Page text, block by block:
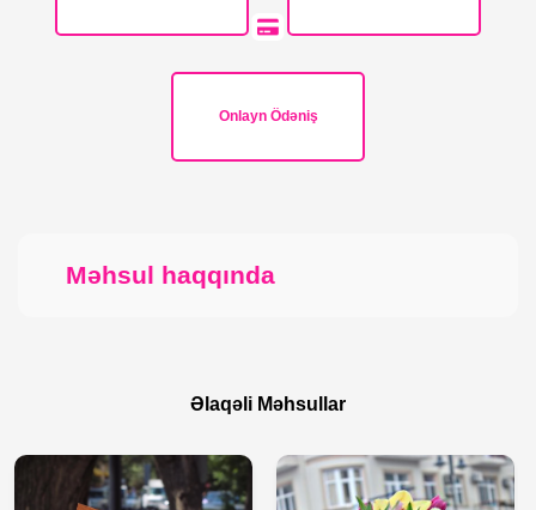
Onlayn Ödəniş
Məhsul haqqında
Əlaqəli Məhsullar